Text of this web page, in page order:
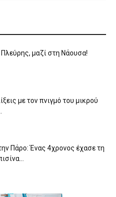
μαζί στη Νάουσα!
με τον πνιγμό του μικρού
Πάρο: Ένας 4χρονος έχασε τη